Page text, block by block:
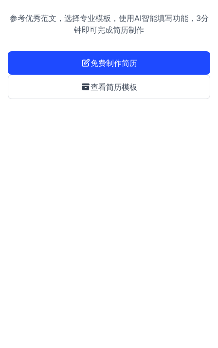
参考优秀范文，选择专业模板，使用AI智能填写功能，3分
钟即可完成简历制作
免费制作简历
查看简历模板